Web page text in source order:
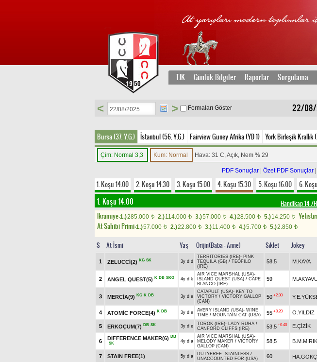
TJK Günlük Bilgiler Raporlar Sorgulama
22/08/
< > Formaları Göster
Bursa (37. Y.G.) İstanbul (56. Y.G.) Fairview Guney Afrika (YD 1) York Birleşik Krallık
Çim: Normal 3,3 Kum: Normal Hava: 31 C, Açık, Nem % 29
PDF Sonuçlar Özet PDF Sonuçlar
1. Koşu 14.00 2. Koşu 14.30 3. Koşu 15.00 4. Koşu 15.30 5. Koşu 16.00 6.
1. Koşu 14.00 Handikap 14 /
Ikramiye:1.)285.000 t 2.)114.000 t 3.)57.000 t 4.)28.500 t 5.)14.250 t
At Sahibi Primi:1.)57.000 t 2.)22.800 t 3.)11.400 t 4.)5.700 t 5.)2.850 t
S At İsmi Yaş Orijin(Baba - Anne) Sıklet Jokey
1 ZELUCCİ(2) KG SK 3y d d
TERRITORIES (IRE)- PINK
TEQUILA (GB) / TEOFILO
(IRE)
58,5 M.KAYA
2 ANGEL QUEST(5) K DB SKG 4y d k
AIR VICE MARSHAL (USA)-
ISLAND QUEST (USA) / CAPE
BLANCO (IRE)
59
3 MERCİA(9) KG K DB 3y d e
CATAPULT (USA)- KEY TO
VICTORY / VICTORY GALLOP
(CAN)
50 +2.00
4 ATOMİC FORCE(4) K DB 3y d e AVERY ISLAND (USA)- WINE
TIME / MOUNTAIN CAT (USA) 55 +0.20 O.YILDIZ
5 ERKOÇUM(7) DB SK 3y d e TOROK (IRE)- LADY RUHA /
CANFORD CLIFFS (IRE)
53,5 +0.40 E.ÇİZİK
6
DIFFERENCE MAKER(6) DB
SK
4y d a
AIR VICE MARSHAL (USA)-
MELODY MAKER / VICTORY
GALLOP (CAN)
58,5 B.M.MIRIK
7 STAIN FREE(1) 5y d a DUTYFREE- STAINLESS /
UNACCOUNTED FOR (USA)
60